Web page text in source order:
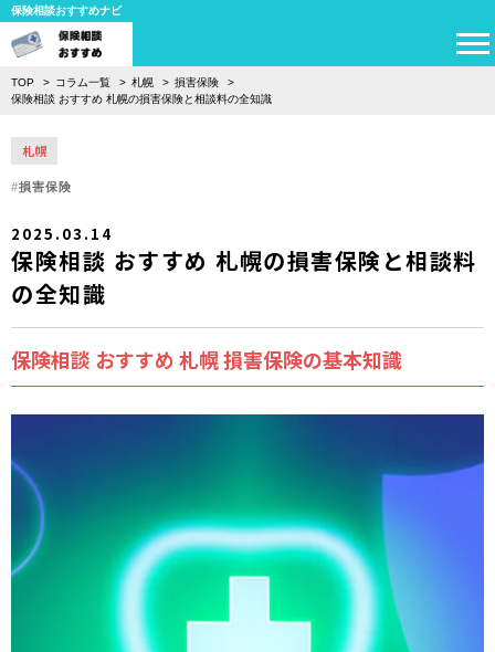
保険相談おすすめナビ
TOP コラム一覧 札幌
損害保険
保険相談 おすすめ 札幌の損害保険と相談料の全知識
札幌
損害保険
2025.03.14
保険相談 おすすめ 札幌の損害保険と相談料
の全知識
保険相談 おすすめ 札幌 損害保険の基本知識